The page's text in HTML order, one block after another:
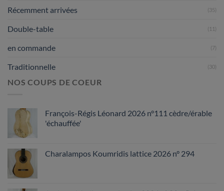
Récemment arrivées (35)
Double-table (11)
en commande (7)
Traditionnelle (30)
NOS COUPS DE COEUR
François-Régis Léonard 2026 n°111 cèdre/érable
'échauffée'
Charalampos Koumridis lattice 2026 n° 294